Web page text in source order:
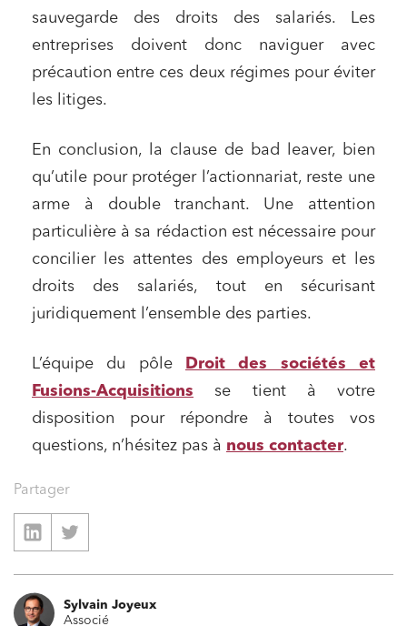
sauvegarde des droits des salariés. Les
entreprises doivent donc naviguer avec
précaution entre ces deux régimes pour éviter
les litiges.
En conclusion, la clause de bad leaver, bien
qu’utile pour protéger l’actionnariat, reste une
arme à double tranchant. Une attention
particulière à sa rédaction est nécessaire pour
concilier les attentes des employeurs et les
droits des salariés, tout en sécurisant
juridiquement l’ensemble des parties.
L’équipe du pôle
Droit des sociétés et
Fusions-Acquisitions se tient à votre
disposition pour répondre à toutes vos
questions, n’hésitez pas à nous contacter.
Partager
Sylvain Joyeux
Associé
Relations commerciales et contrats
Immobilier et habitat
Entreprises du numérique
Établissements financiers